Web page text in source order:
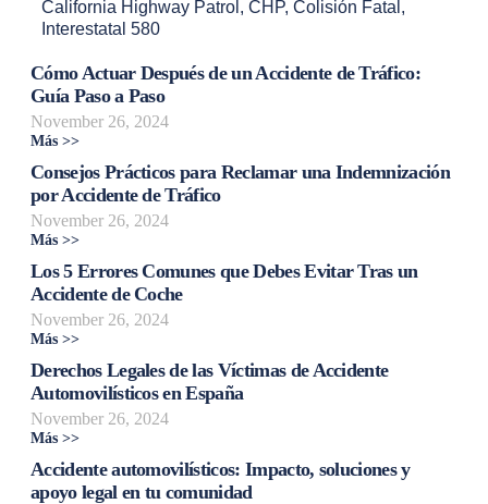
California Highway Patrol , CHP, Colisión Fatal ,
Interestatal 580
Cómo Actuar Después de un Accidente de Tráfico:
Guía Paso a Paso
November 26, 2024
Más >>
Consejos Prácticos para Reclamar una Indemnización
por Accidente de Tráfico
November 26, 2024
Más >>
Los 5 Errores Comunes que Debes Evitar Tras un
Accidente de Coche
November 26, 2024
Más >>
Derechos Legales de las Víctimas de Accidente
Automovilísticos en España
November 26, 2024
Más >>
Accidente automovilísticos: Impacto, soluciones y
apoyo legal en tu comunidad